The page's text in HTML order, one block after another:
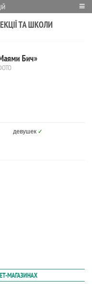
≡
ТА ШКОЛИ
Бич»
девушек ✓